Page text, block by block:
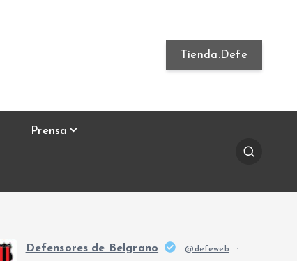
Tienda.Defe
Prensa
Defensores de Belgrano @defeweb ·